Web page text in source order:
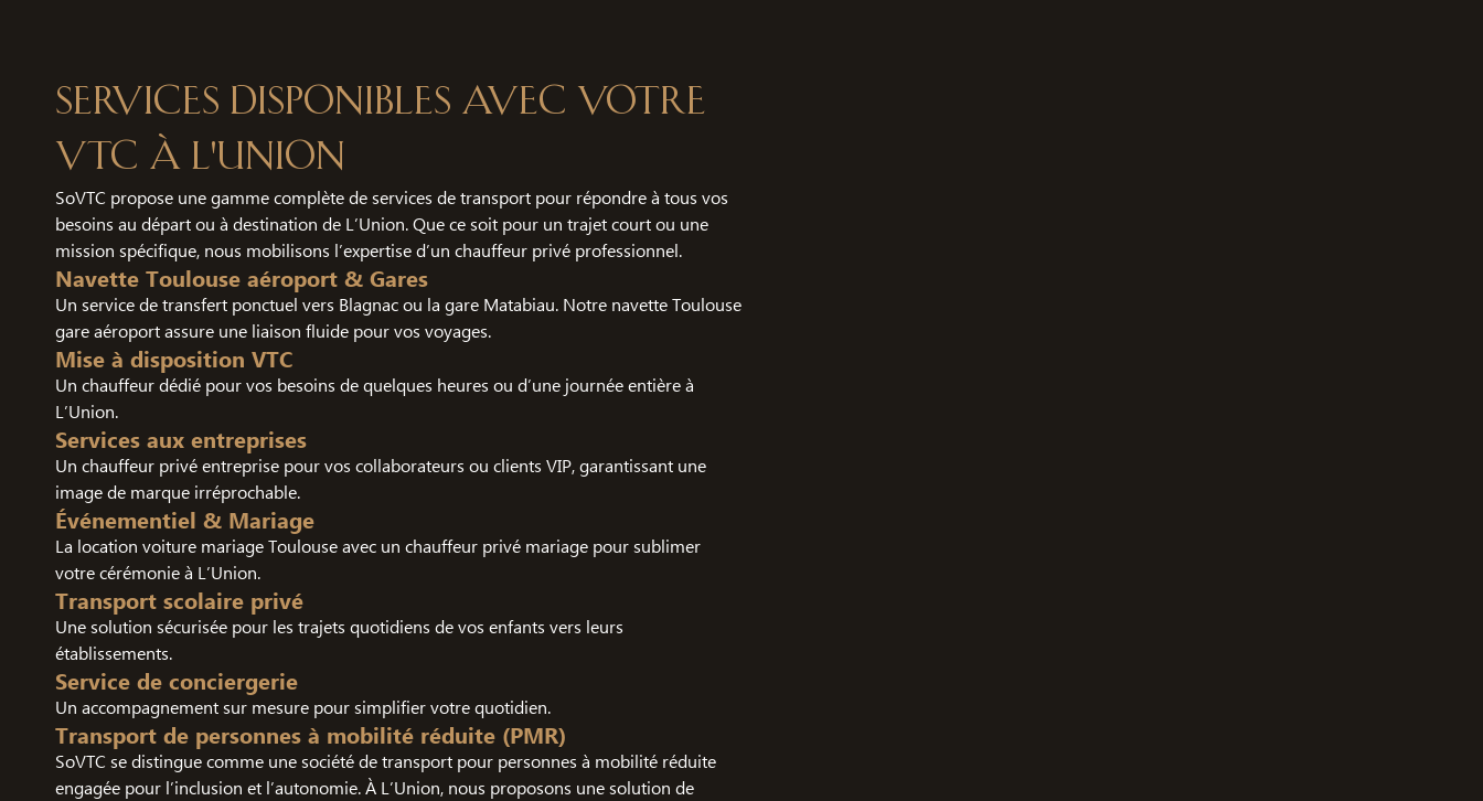
Services disponibles avec votre
VTC à L'Union
SoVTC propose une gamme complète de services de transport pour répondre à tous vos
besoins au départ ou à destination de L’Union. Que ce soit pour un trajet court ou une
mission spécifique, nous mobilisons l’expertise d’un chauffeur privé professionnel.
Navette Toulouse aéroport & Gares
Un service de transfert ponctuel vers Blagnac ou la gare Matabiau. Notre navette Toulouse
gare aéroport assure une liaison fluide pour vos voyages.
Mise à disposition VTC
Un chauffeur dédié pour vos besoins de quelques heures ou d’une journée entière à
L’Union.
Services aux entreprises
Un chauffeur privé entreprise pour vos collaborateurs ou clients VIP, garantissant une
image de marque irréprochable.
Événementiel & Mariage
La location voiture mariage Toulouse avec un chauffeur privé mariage pour sublimer
votre cérémonie à L’Union.
Transport scolaire privé
Une solution sécurisée pour les trajets quotidiens de vos enfants vers leurs
établissements.
Service de conciergerie
Un accompagnement sur mesure pour simplifier votre quotidien.
Transport de personnes à mobilité réduite (PMR)
SoVTC se distingue comme une société de transport pour personnes à mobilité réduite
engagée pour l’inclusion et l’autonomie. À L’Union, nous proposons une solution de